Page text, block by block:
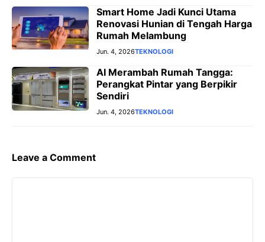
Smart Home Jadi Kunci Utama
Renovasi Hunian di Tengah Harga
Rumah Melambung
Jun. 4, 2026TEKNOLOGI
AI Merambah Rumah Tangga:
Perangkat Pintar yang Berpikir
Sendiri
Jun. 4, 2026TEKNOLOGI
Leave a Comment